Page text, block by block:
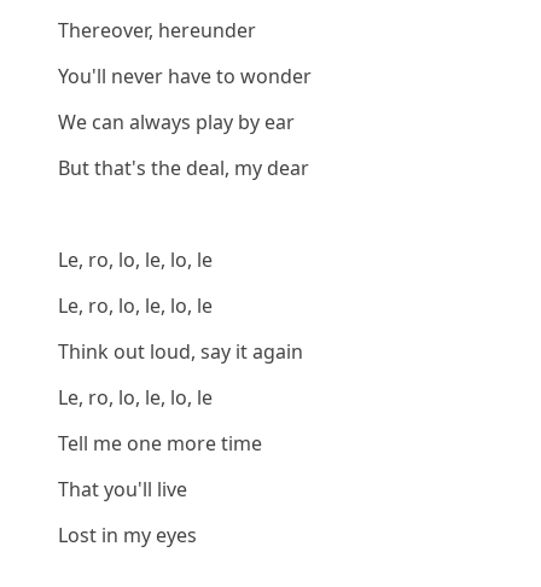
Thereover, hereunder
You'll never have to wonder
We can always play by ear
But that's the deal, my dear
Le, ro, lo, le, lo, le
Le, ro, lo, le, lo, le
Think out loud, say it again
Le, ro, lo, le, lo, le
Tell me one more time
That you'll live
Lost in my eyes